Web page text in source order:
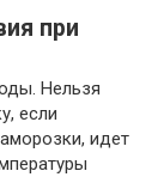
при
Нельзя
если
идет